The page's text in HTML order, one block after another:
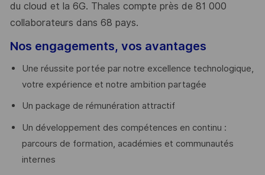
du cloud et la 6G. Thales compte près de 81 000
collaborateurs dans 68 pays.
Nos engagements, vos avantages
Une réussite portée par notre excellence technologique,
votre expérience et notre ambition partagée
Un package de rémunération attractif
Un développement des compétences en continu :
parcours de formation, académies et communautés
internes